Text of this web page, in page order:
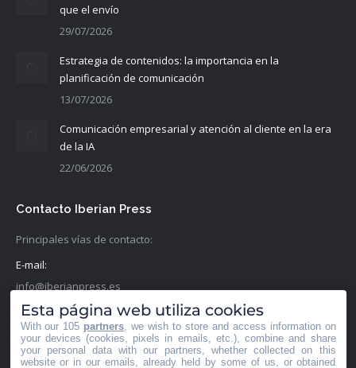
que el envío
29/07/2026
Estrategia de contenidos: la importancia en la
planificación de comunicación
13/07/2026
Comunicación empresarial y atención al cliente en la era
de la IA
22/06/2026
Contacto Iberian Press
Principales vías de contacto:
E-mail:
info@iberianpress.es
Teléfono:
+34 911863556
Esta página web utiliza cookies
With our 105 partners , we wish to store and access information on
your devices (cookies, pixels in emails, etc.), combine and share
your personal data with our partners, whether collected on this
website or in our emails, already held by some of us, or obtained